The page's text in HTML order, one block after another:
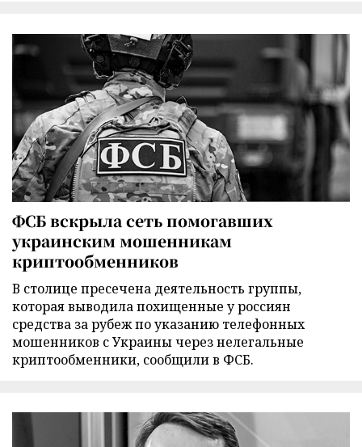
ФСБ вскрыла сеть помогавших
украинским мошенникам
криптообменников
В столице пресечена деятельность группы,
которая выводила похищенные у россиян
средства за рубеж по указанию телефонных
мошенников с Украины через нелегальные
криптообменники, сообщили в ФСБ.